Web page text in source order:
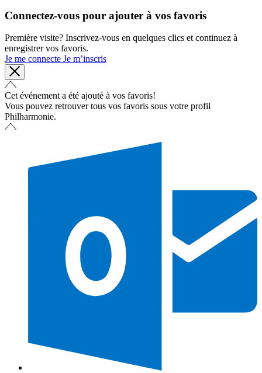
Connectez-vous pour ajouter à vos favoris
Première visite? Inscrivez-vous en quelques clics et continuez à
enregistrer vos favoris.
Je me connecte Je m’inscris
Cet événement a été ajouté à vos favoris!
Vous pouvez retrouver tous vos favoris sous votre profil
Philharmonie.